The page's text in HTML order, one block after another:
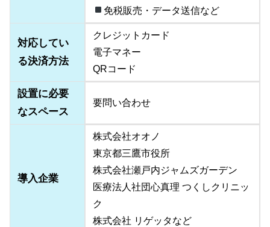
免税販売・データ送信など
対応してい
る決済方法
クレジットカード
電子マネー
QRコード
設置に必要
なスペース
要問い合わせ
導入企業
株式会社オオノ
東京都三鷹市役所
株式会社瀬戸内ジャムズガーデン
医療法人社団心真理 つくしクリニッ
ク
株式会社 リゲッタなど